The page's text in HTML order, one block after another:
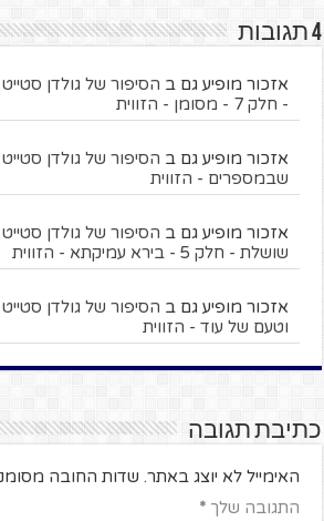
4 תגובות
אזכור מופיע גם ב הסיפור של גולדן
- חלק 7 - מסומן - הזווית
אזכור מופיע גם ב
שבמספרים - הזווית
אזכור מופיע גם ב הסיפור של גולדן
שושלת - חלק 5 - בירא עמיקתא - הזווית
אזכור מופיע גם ב
וטעם של עוד - הזווית
כתיבת תגובה
האימייל לא יוצג באתר. שדות החובה
התגובה שלך*